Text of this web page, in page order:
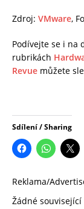
Zdroj: VMware,
Podívejte se i na
rubrikách
Revue můžete
Sdílení / Sharing
Reklama/
Žádné